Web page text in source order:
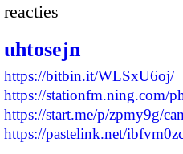
reacties
uhtosejn
https://bitbin.it/WLSxU6oj/
https://stationfm.ning.com/
https://start.me/p/zpmy9g/
https://pastelink.net/